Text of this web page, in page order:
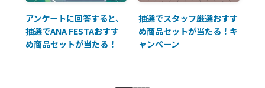
アンケートに回答すると、
抽選でANA FESTAおすす
め商品セットが当たる！
抽選でスタッフ厳選おすす
め商品セットが当たる！キ
ャンペーン